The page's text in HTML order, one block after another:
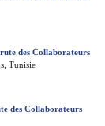
des Collaborateurs
Tunisie
des Collaborateurs